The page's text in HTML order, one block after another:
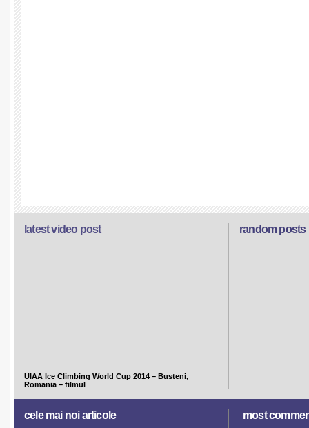
random posts
latest video post
UIAA Ice Climbing World Cup 2014 – Busteni,
Romania – filmul
cele mai noi articole most